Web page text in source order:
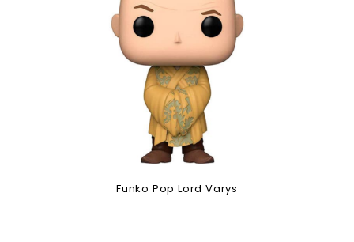
Funko Pop Lord Varys